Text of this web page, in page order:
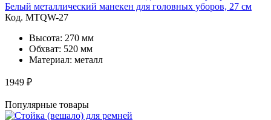
Белый металлический манекен для головных уборов, 27 см
Код. MTQW-27
Высота: 270 мм
Обхват: 520 мм
Материал: металл
1949 ₽
Популярные товары